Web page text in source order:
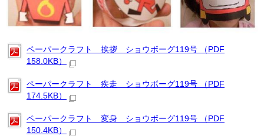
ペーパークラフト 挨拶 ショウボーグ119号 （PDF
158.0KB）
ペーパークラフト 疾走 ショウボーグ119号 （PDF
174.5KB）
ペーパークラフト 変身 ショウボーグ119号 （PDF
150.4KB）